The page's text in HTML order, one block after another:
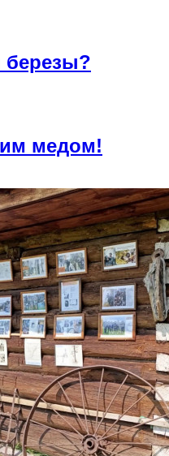
березы?
медом!